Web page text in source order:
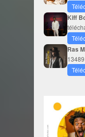
Kiff
Ras